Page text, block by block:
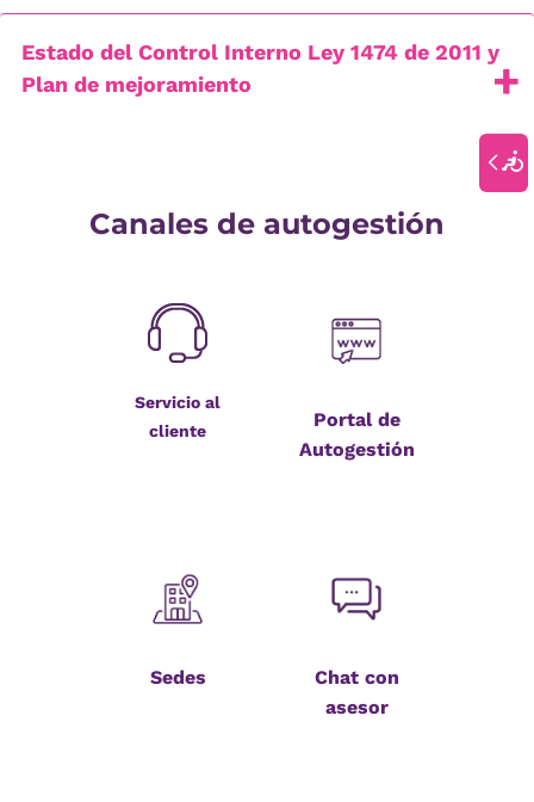
Estado del Control Interno Ley 1474 de 2011 y
Plan de mejoramiento
Canales de autogestión
Servicio al
cliente
Portal de
Autogestión
Sedes
Chat con
asesor